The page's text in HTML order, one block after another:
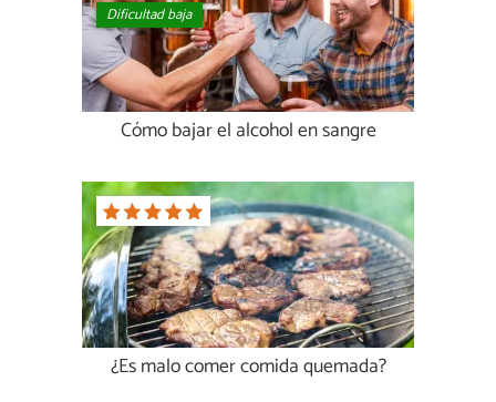
Dificultad baja
Cómo bajar el alcohol en sangre
¿Es malo comer comida quemada?